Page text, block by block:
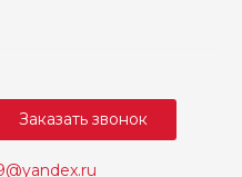
Заказать звонок